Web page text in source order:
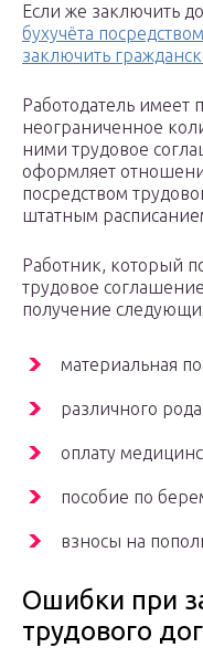
Если же заключить
бухучёта
заключить
Работодатель имеет
неограниченное
ними трудовое
оформляет
посредством
штатным
Работник, который
трудовое
получение
материальная
различного
оплату
пособие по
взносы на
Ошибки при
трудового